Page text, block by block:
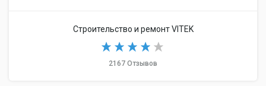
Строительство и ремонт VITEK
2167 Отзывов